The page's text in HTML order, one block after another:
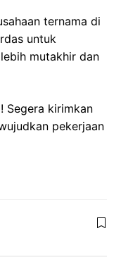
ternama di
untuk
mutakhir dan
Segera kirimkan
pekerjaan